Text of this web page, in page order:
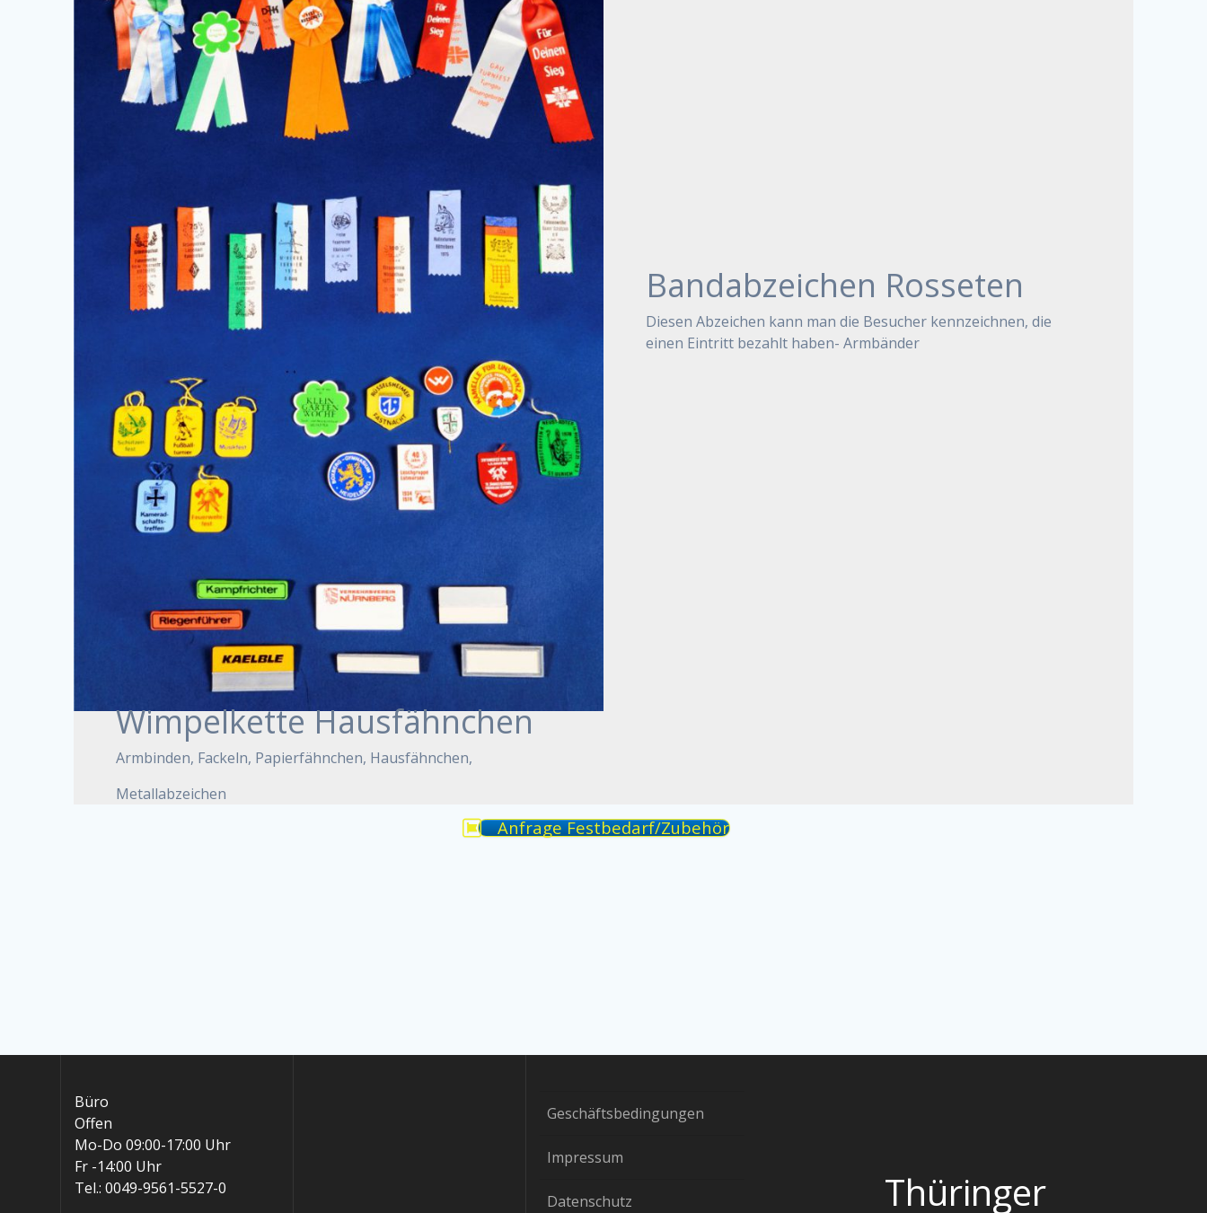
Bandabzeichen Rosseten
Diesen Abzeichen kann man die Besucher kennzeichnen, die
einen Eintritt bezahlt haben- Armbänder
Wimpelkette Hausfähnchen
Armbinden, Fackeln, Papierfähnchen, Hausfähnchen,
Metallabzeichen
Anfrage Festbedarf/Zubehör
Büro
Offen
Mo-Do 09:00-17:00 Uhr
Fr -14:00 Uhr
Tel.: 0049-9561-5527-0
Geschäftsbedingungen
Impressum
Datenschutz
Thüringer